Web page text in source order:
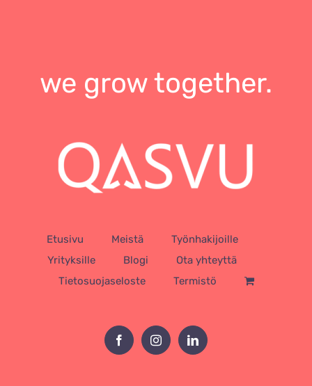
we grow together.
Etusivu Meistä
Työnhakijoille
Yrityksille
Blogi
Ota yhteyttä
Tietosuojaseloste
Termistö